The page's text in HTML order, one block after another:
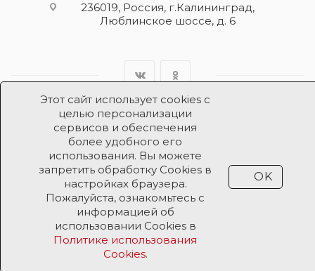
Этот сайт использует cookies с
целью персонализации
сервисов и обеспечения
более удобного его
использования. Вы можете
запретить обработку Cookies в
настройках браузера.
Пожалуйста, ознакомьтесь с
информацией об
использовании Cookies в
Политике использования
Cookies.
OK
236019, Россия, г.Калининград,
Люблинское шоссе, д. 6
Разработка и поддержка
Продвижение проекта ООО «Робот Икс»
Все права защищены ООО «Робот Икс» 2026 ©